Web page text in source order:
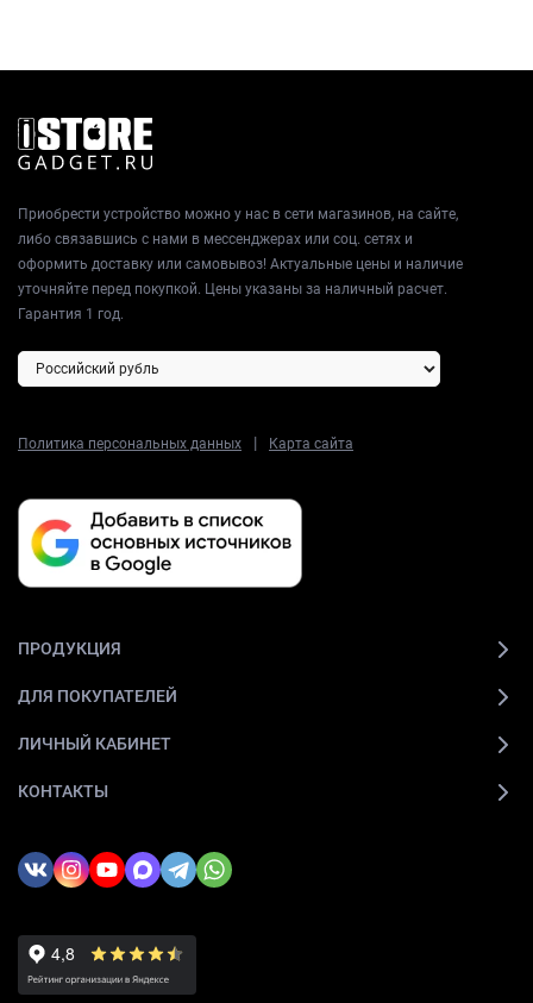
Приобрести устройство можно у нас в сети магазинов, на сайте,
либо связавшись с нами в мессенджерах или соц. сетях и
оформить доставку или самовывоз! Актуальные цены и наличие
уточняйте перед покупкой. Цены указаны за наличный расчет.
Гарантия 1 год.
Политика персональных данных | Карта сайта
ПРОДУКЦИЯ
ДЛЯ ПОКУПАТЕЛЕЙ
ЛИЧНЫЙ КАБИНЕТ
КОНТАКТЫ